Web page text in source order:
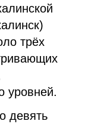
трёх
уровней.
девять